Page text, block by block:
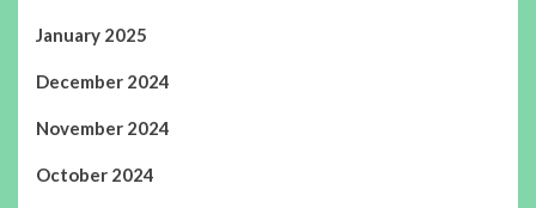
January 2025
December 2024
November 2024
October 2024